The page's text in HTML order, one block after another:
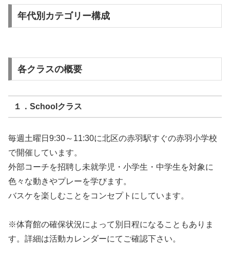
年代別カテゴリー構成
各クラスの概要
１．Schoolクラス
毎週土曜日9:30～11:30に北区の赤羽駅すぐの赤羽小学校
で開催しています。
外部コーチを招聘し未就学児・小学生・中学生を対象に
色々な動きやプレーを学びます。
バスケを楽しむことをコンセプトにしています。
※体育館の確保状況によって別日程になることもありま
す。詳細は活動カレンダーにてご確認下さい。